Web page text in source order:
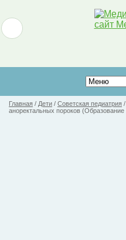
Главная / Дети / Советская педиатрия /
аноректальных пороков